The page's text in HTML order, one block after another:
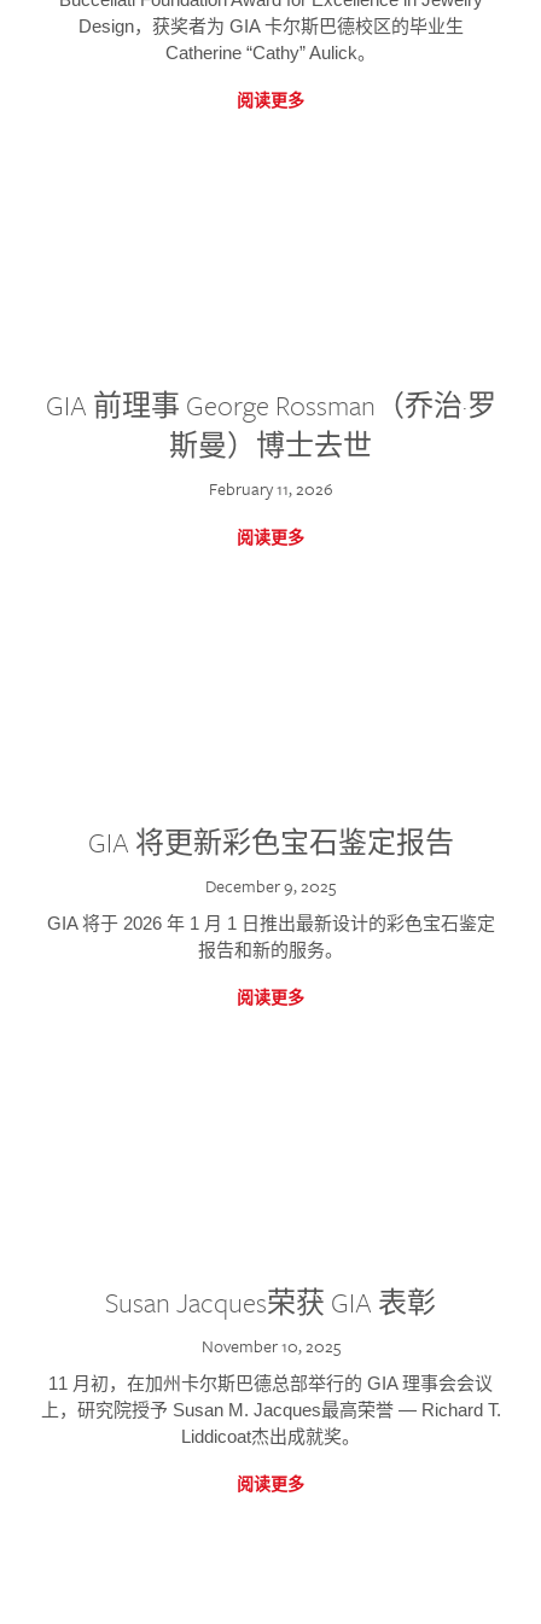
Design，获奖者为 GIA 卡尔斯巴德校区的毕业生
Catherine “Cathy” Aulick。
阅读更多
GIA 前理事 George Rossman（乔治·罗
斯曼）博士去世
February 11, 2026
阅读更多
GIA 将更新彩色宝石鉴定报告
December 9, 2025
GIA 将于 2026 年 1 月 1 日推出最新设计的彩色宝石鉴定
报告和新的服务。
阅读更多
Susan Jacques荣获 GIA 表彰
November 10, 2025
11 月初，在加州卡尔斯巴德总部举行的 GIA 理事会会议
上，研究院授予 Susan M. Jacques最高荣誉 — Richard T.
Liddicoat杰出成就奖。
阅读更多